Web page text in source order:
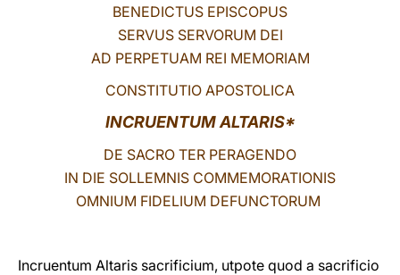
BENEDICTUS EPISCOPUS
SERVUS SERVORUM DEI
AD PERPETUAM REI MEMORIAM
CONSTITUTIO APOSTOLICA
INCRUENTUM ALTARIS*
DE SACRO TER PERAGENDO
IN DIE SOLLEMNIS COMMEMORATIONIS
OMNIUM FIDELIUM DEFUNCTORUM
Incruentum Altaris sacrificium, utpote quod a sacrificio